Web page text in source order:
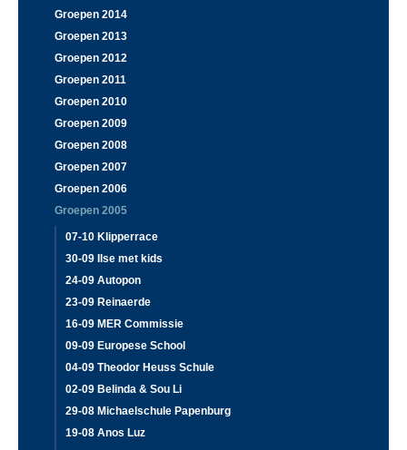
Groepen 2014
Groepen 2013
Groepen 2012
Groepen 2011
Groepen 2010
Groepen 2009
Groepen 2008
Groepen 2007
Groepen 2006
Groepen 2005
07-10 Klipperrace
30-09 Ilse met kids
24-09 Autopon
23-09 Reinaerde
16-09 MER Commissie
09-09 Europese School
04-09 Theodor Heuss Schule
02-09 Belinda & Sou Li
29-08 Michaelschule Papenburg
19-08 Anos Luz